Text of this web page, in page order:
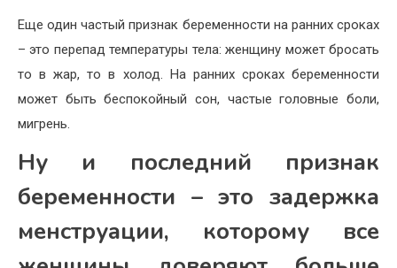
Еще один частый признак беременности на ранних сроках
– это перепад температуры тела: женщину может бросать
то в жар, то в холод. На ранних сроках беременности
может быть беспокойный сон, частые головные боли,
мигрень.
Ну и последний признак
беременности – это задержка
менструации, которому все